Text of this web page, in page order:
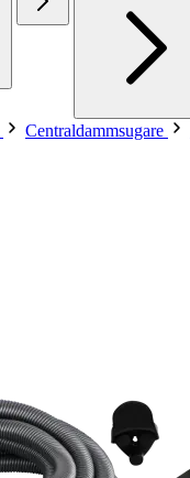
Centraldammsugare